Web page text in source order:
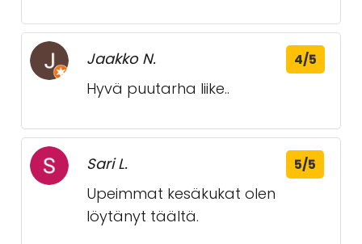
kotiin. Kaikki meni paremmin kuin
hyvin. Kukat priimaa ja kestävät
pitkään.
Suosittelen lämpimästi ❤️
5/5
Erittäin ystävällinen ja
palvelunhaluinen henkilökunta.